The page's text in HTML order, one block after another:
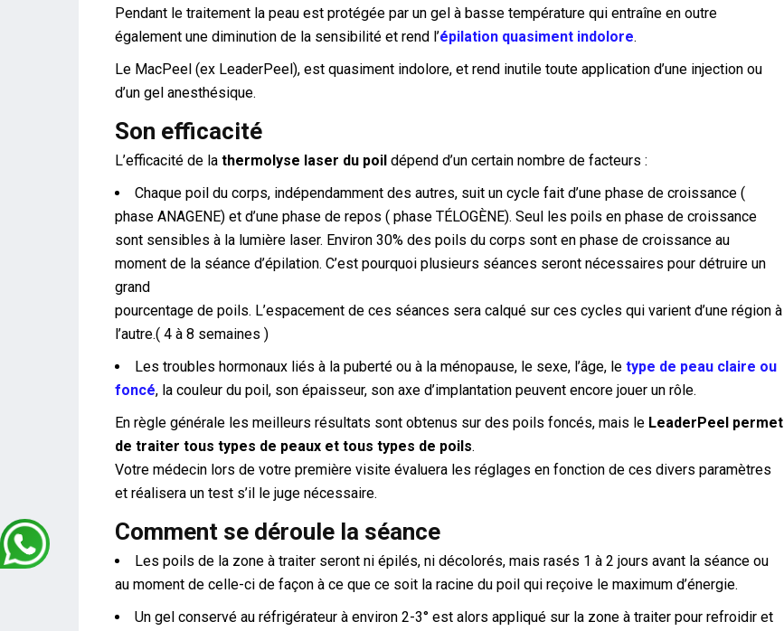
Pendant le traitement la peau est protégée par un gel à basse température qui entraîne en outre
également une diminution de la sensibilité et rend l’épilation quasiment indolore.
Le MacPeel (ex LeaderPeel), est quasiment indolore, et rend inutile toute application d’une injection ou
d’un gel anesthésique.
Son efficacité
L’efficacité de la thermolyse laser du poil dépend d’un certain nombre de facteurs :
Chaque poil du corps, indépendamment des autres, suit un cycle fait d’une phase de croissance (
phase ANAGENE) et d’une phase de repos ( phase TÉLOGÈNE). Seul les poils en phase de croissance
sont sensibles à la lumière laser. Environ 30% des poils du corps sont en phase de croissance au
moment de la séance d’épilation. C’est pourquoi plusieurs séances seront nécessaires pour détruire un
grand
pourcentage de poils. L’espacement de ces séances sera calqué sur ces cycles qui varient d’une région à
l’autre.( 4 à 8 semaines )
Les troubles hormonaux liés à la puberté ou à la ménopause, le sexe, l’âge, le type de peau claire ou
foncé, la couleur du poil, son épaisseur, son axe d’implantation peuvent encore jouer un rôle.
En règle générale les meilleurs résultats sont obtenus sur des poils foncés, mais le LeaderPeel permet
de traiter tous types de peaux et tous types de poils.
Votre médecin lors de votre première visite évaluera les réglages en fonction de ces divers paramètres
et réalisera un test s’il le juge nécessaire.
Comment se déroule la séance
Les poils de la zone à traiter seront ni épilés, ni décolorés, mais rasés 1 à 2 jours avant la séance ou
au moment de celle-ci de façon à ce que ce soit la racine du poil qui reçoive le maximum d’énergie.
Un gel conservé au réfrigérateur à environ 2-3° est alors appliqué sur la zone à traiter pour refroidir et